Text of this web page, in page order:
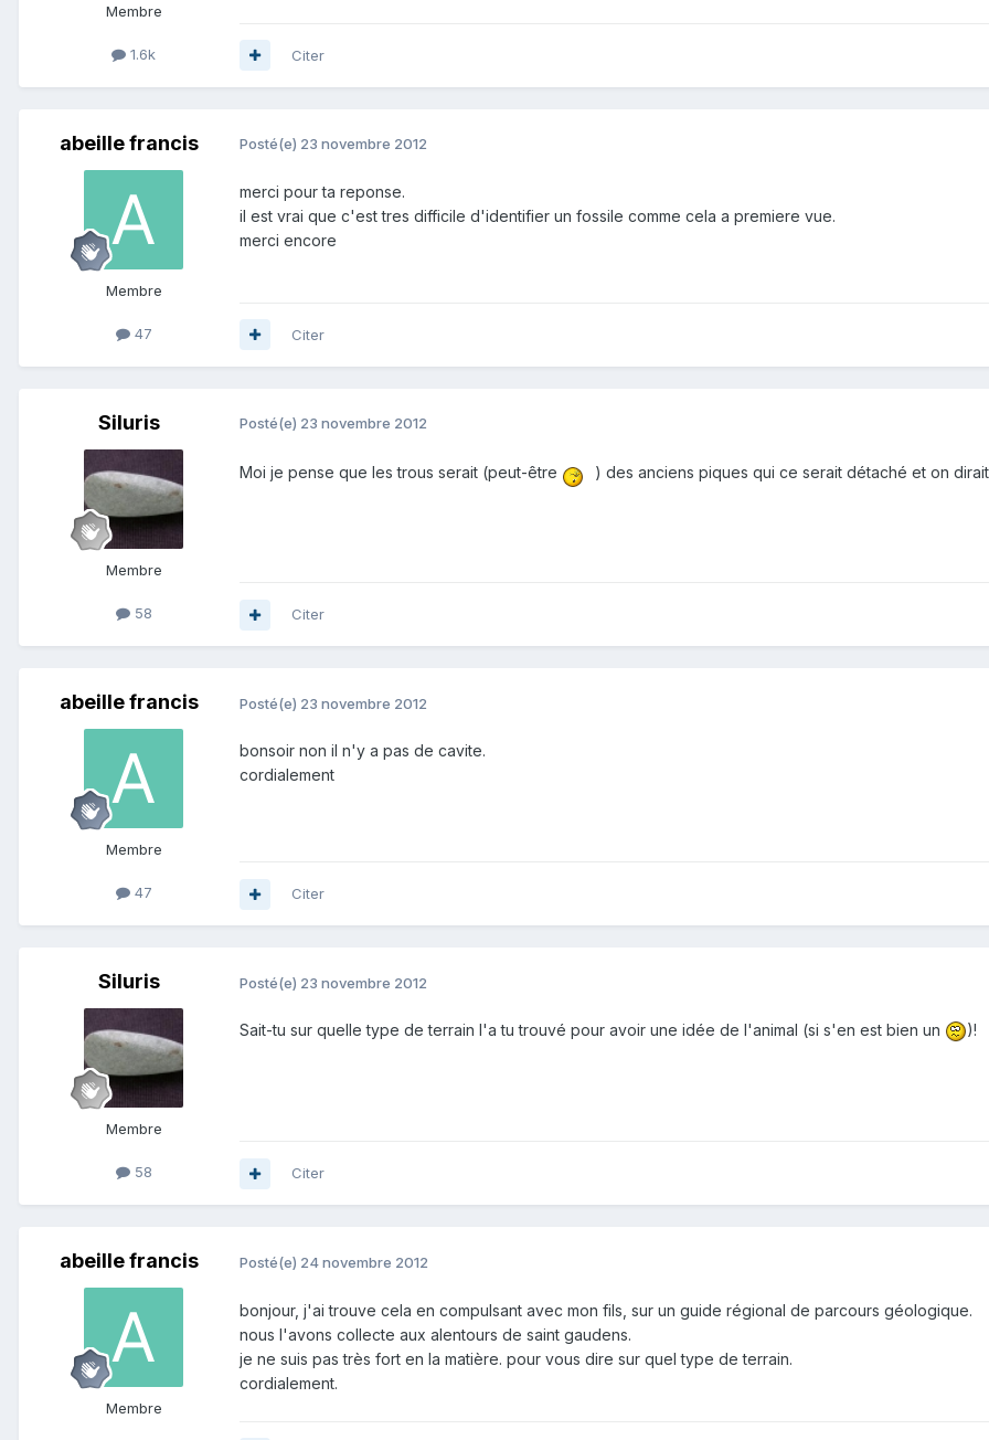
Membre
1.6k Citer
abeille francis
Membre
47
Posté(e) 23 novembre 2012
merci pour ta reponse.
il est vrai que c'est tres difficile d'identifier un fossile comme cela a premiere vue.
merci encore
Citer
Siluris
Membre
58
Posté(e) 23 novembre 2012
Moi je pense que les trous serait (peut-être ) des anciens piques qui ce serait détaché et on
Citer
abeille francis
Membre
47
Posté(e) 23 novembre 2012
bonsoir non il n'y a pas de cavite.
cordialement
Citer
Siluris
Membre
58
Posté(e) 23 novembre 2012
Sait-tu sur quelle type de terrain l'a tu trouvé pour avoir une idée de l'animal (si s'en est bien un )!
Citer
abeille francis
Membre
Posté(e) 24 novembre 2012
bonjour, j'ai trouve cela en compulsant avec mon fils, sur un guide régional de parcours géologique.
nous l'avons collecte aux alentours de saint gaudens.
je ne suis pas très fort en la matière. pour vous dire sur quel type de terrain.
cordialement.